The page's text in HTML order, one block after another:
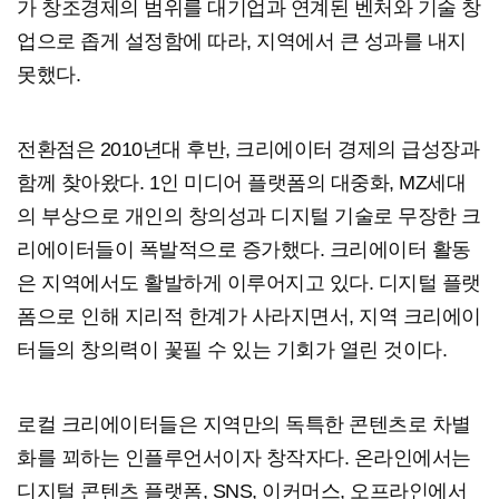
가 창조경제의 범위를 대기업과 연계된 벤처와 기술 창
업으로 좁게 설정함에 따라, 지역에서 큰 성과를 내지
못했다.
전환점은 2010년대 후반, 크리에이터 경제의 급성장과
함께 찾아왔다. 1인 미디어 플랫폼의 대중화, MZ세대
의 부상으로 개인의 창의성과 디지털 기술로 무장한 크
리에이터들이 폭발적으로 증가했다. 크리에이터 활동
은 지역에서도 활발하게 이루어지고 있다. 디지털 플랫
폼으로 인해 지리적 한계가 사라지면서, 지역 크리에이
터들의 창의력이 꽃필 수 있는 기회가 열린 것이다.
로컬 크리에이터들은 지역만의 독특한 콘텐츠로 차별
화를 꾀하는 인플루언서이자 창작자다. 온라인에서는
디지털 콘텐츠 플랫폼, SNS, 이커머스, 오프라인에서